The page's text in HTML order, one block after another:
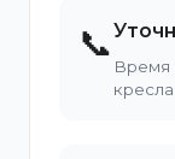
📞
Время
кресла